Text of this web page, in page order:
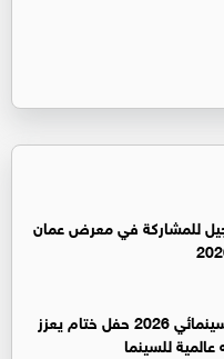
للمشاركة في معرض عمان
مهرجان عمّان السينمائي 2026 حفل ختام يعزز
عالمية للسينما